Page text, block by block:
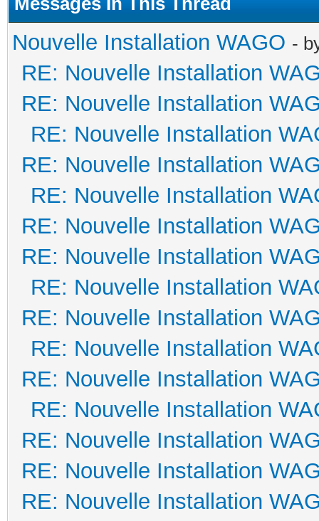
Nouvelle Installation WAGO -
RE: Nouvelle Installation
RE: Nouvelle Installation
RE: Nouvelle Installation
RE: Nouvelle Installation
RE: Nouvelle Installation
RE: Nouvelle Installation
RE: Nouvelle Installation
RE: Nouvelle Installation
RE: Nouvelle Installation
RE: Nouvelle Installation
RE: Nouvelle Installation
RE: Nouvelle Installation
RE: Nouvelle Installation
RE: Nouvelle Installation
RE: Nouvelle Installation